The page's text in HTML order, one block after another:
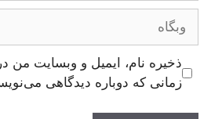
وبگاه
ذخیره نام، ایمیل و وبسایت من
زمانی که دوباره دیدگاهی